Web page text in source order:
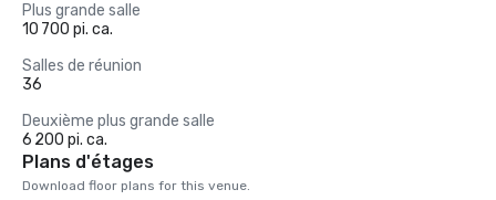
Plus grande salle
10 700 pi. ca.
Salles de réunion
36
Deuxième plus grande salle
6 200 pi. ca.
Plans d'étages
Download floor plans for this venue.